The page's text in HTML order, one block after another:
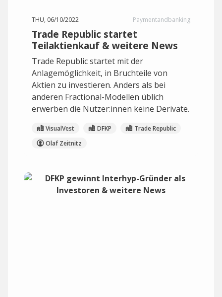
THU, 06/10/2022 Paymentandbanking
Trade Republic startet
Teilaktienkauf & weitere News
Trade Republic startet mit der
Anlagemöglichkeit, in Bruchteile von
Aktien zu investieren. Anders als bei
anderen Fractional-Modellen üblich
erwerben die Nutzer:innen keine Derivate.
VisualVest DFKP
Trade Republic
Olaf Zeitnitz